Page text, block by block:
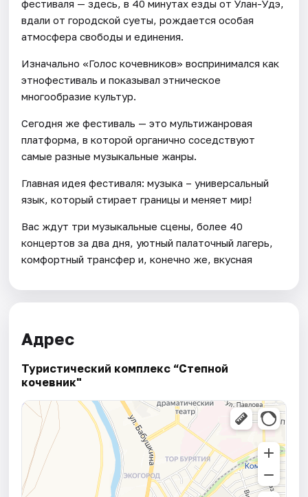
фестиваля — здесь, в 40 минутах езды от Улан-Удэ,
вдали от городской суеты, рождается особая
атмосфера свободы и единения.
Изначально «Голос кочевников» воспринимался как
этнофестиваль и показывал этническое
многообразие культур.
Сегодня же фестиваль — это мультижанровая
платформа, в которой органично соседствуют
самые разные музыкальные жанры.
Главная идея фестиваля: музыка – универсальный
язык, который стирает границы и меняет мир!
Вас ждут три музыкальные сцены, более 40
концертов за два дня, уютный палаточный лагерь,
комфортный трансфер и, конечно же, вкусная
Адрес
Туристический комплекс “Степной
кочевник"